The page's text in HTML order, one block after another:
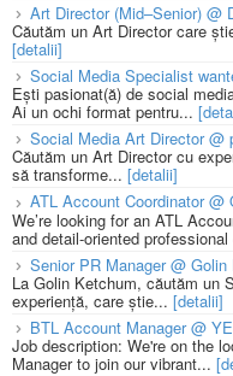
Art Director (Mid–Senior) @
Căutăm un Art Director care
[detalii]
Social Media Specialist
Ești pasionat(ă) de social
Ai un ochi format pentru...
Social Media Art Director @
Căutăm un Art Director cu
să transforme... [detalii]
ATL Account Coordinator @
We’re looking for an ATL
and detail-oriented professional
Senior PR Manager @ Golin
La Golin Ketchum, căutăm un
experiență, care știe... [detalii]
BTL Account Manager @
Job description: We're on the
Manager to join our vibrant...